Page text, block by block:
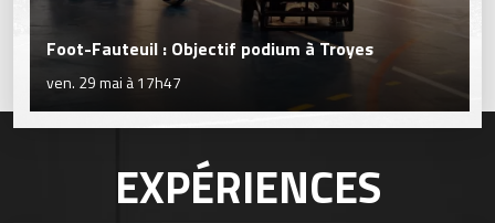
Foot-Fauteuil : Objectif podium à Troyes
ven. 29 mai à 17h47
EXPÉRIENCES